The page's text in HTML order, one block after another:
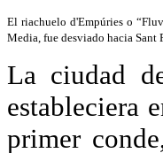
El riachuelo d'Empúries o
Media, fue desviado hacia Sant
La ciudad
estableciera
primer